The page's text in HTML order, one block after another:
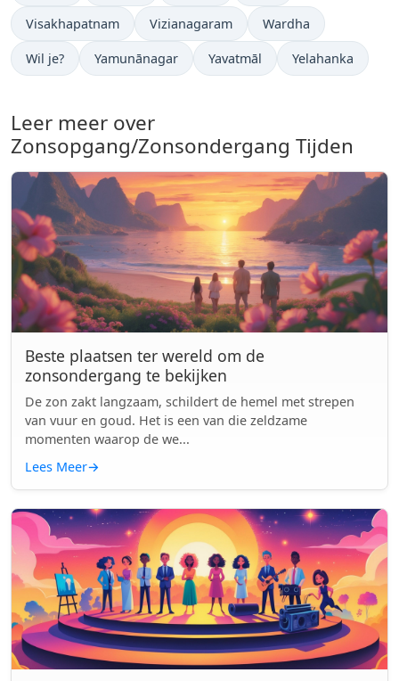
Visakhapatnam Vizianagaram Wardha
Wil je? Yamunānagar Yavatmāl Yelahanka
Leer meer over
Zonsopgang/Zonsondergang Tijden
Beste plaatsen ter wereld om de
zonsondergang te bekijken
De zon zakt langzaam, schildert de hemel met strepen
van vuur en goud. Het is een van die zeldzame
momenten waarop de we...
Lees Meer→